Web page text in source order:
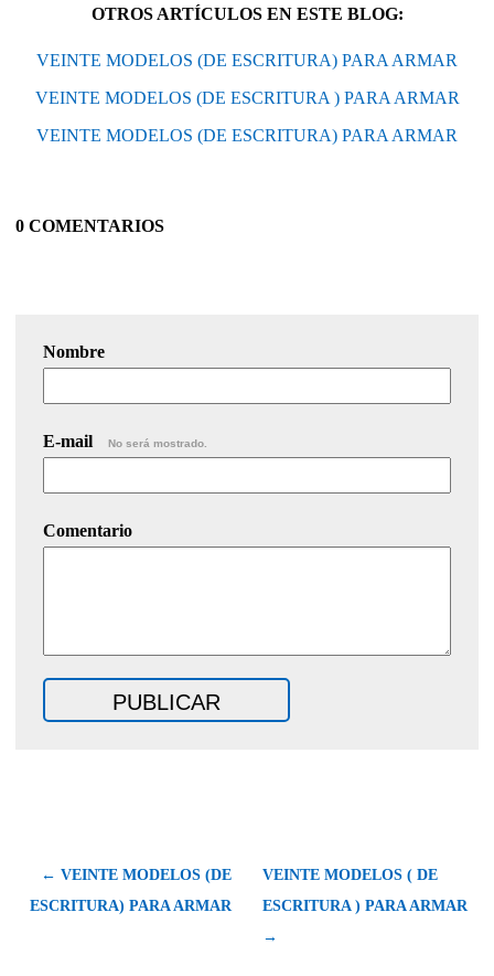
OTROS ARTÍCULOS EN ESTE BLOG:
VEINTE MODELOS (DE ESCRITURA) PARA ARMAR
VEINTE MODELOS (DE ESCRITURA ) PARA ARMAR
VEINTE MODELOS (DE ESCRITURA) PARA ARMAR
0 COMENTARIOS
Nombre
E-mail No será mostrado.
Comentario
← VEINTE MODELOS (DE
ESCRITURA) PARA ARMAR
VEINTE MODELOS ( DE
ESCRITURA ) PARA ARMAR
→